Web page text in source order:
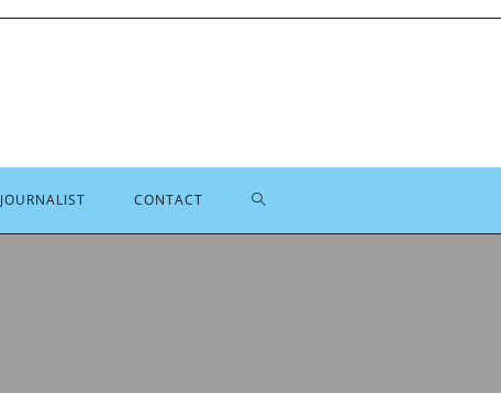
JOURNALIST CONTACT TOGGLE